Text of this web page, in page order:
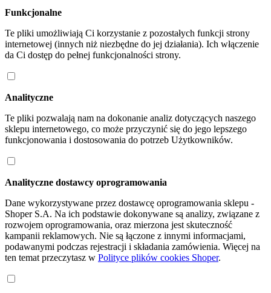
Funkcjonalne
Te pliki umożliwiają Ci korzystanie z pozostałych funkcji strony
internetowej (innych niż niezbędne do jej działania). Ich włączenie
da Ci dostęp do pełnej funkcjonalności strony.
Analityczne
Te pliki pozwalają nam na dokonanie analiz dotyczących naszego
sklepu internetowego, co może przyczynić się do jego lepszego
funkcjonowania i dostosowania do potrzeb Użytkowników.
Analityczne dostawcy oprogramowania
Dane wykorzystywane przez dostawcę oprogramowania sklepu -
Shoper S.A. Na ich podstawie dokonywane są analizy, związane z
rozwojem oprogramowania, oraz mierzona jest skuteczność
kampanii reklamowych. Nie są łączone z innymi informacjami,
podawanymi podczas rejestracji i składania zamówienia. Więcej na
ten temat przeczytasz w Polityce plików cookies Shoper.